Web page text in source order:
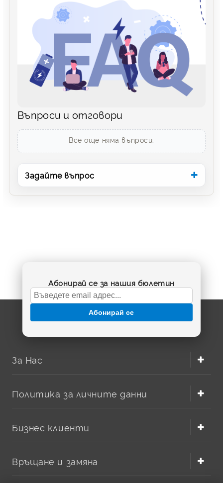
Въпроси и отговори
Все още няма въпроси.
Задайте въпрос
Абонирай се за нашия бюлетин
Абонирай се
За Нас
Политика за личните данни
Бизнес клиенти
Връщане и замяна